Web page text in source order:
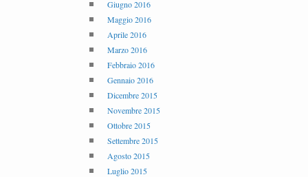
Giugno 2016
Maggio 2016
Aprile 2016
Marzo 2016
Febbraio 2016
Gennaio 2016
Dicembre 2015
Novembre 2015
Ottobre 2015
Settembre 2015
Agosto 2015
Luglio 2015